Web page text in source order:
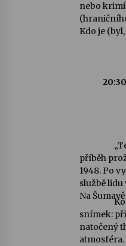
nebo
Kdo je
20:30
příběh
1948. Po
službě
Na
snímek:
natočený
atmosféra.